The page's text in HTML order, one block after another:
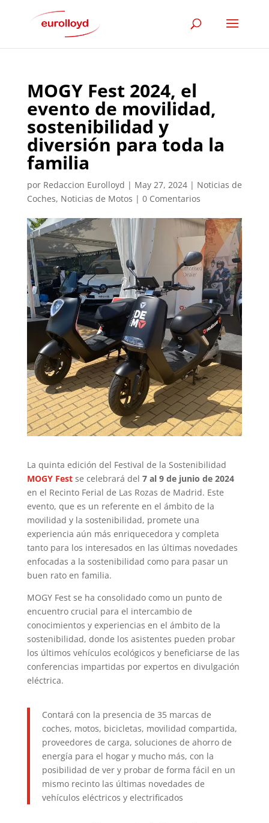
MOGY Fest 2024, el
evento de movilidad,
sostenibilidad y
diversión para toda la
familia
por Redaccion Eurolloyd | May 27, 2024| Noticias de
Coches, Noticias de Motos | 0 Comentarios
La quinta edición del Festival de la Sostenibilidad
MOGY Festse celebrará del 7 al 9 de junio de 2024
en el Recinto Ferial de Las Rozas de Madrid. Este
evento, que es un referente en el ámbito de la
movilidad y la sostenibilidad, promete una
experiencia aún más enriquecedora y completa
tanto para los interesados en las últimas novedades
enfocadas a la sostenibilidad como para pasar un
buen rato en familia.
MOGY Fest se ha consolidado como un punto de
encuentro crucial para el intercambio de
conocimientos y experiencias en el ámbito de la
sostenibilidad, donde los asistentes pueden probar
los últimos vehículos ecológicos y beneficiarse de las
conferencias impartidas por expertos en divulgación
eléctrica.
Contará con la presencia de 35 marcas de
coches, motos, bicicletas, movilidad compartida,
proveedores de carga, soluciones de ahorro de
energía para el hogar y mucho más, con la
posibilidad de ver y probar de forma fácil en un
mismo recinto las últimas novedades de
vehículos eléctricos y electrificados